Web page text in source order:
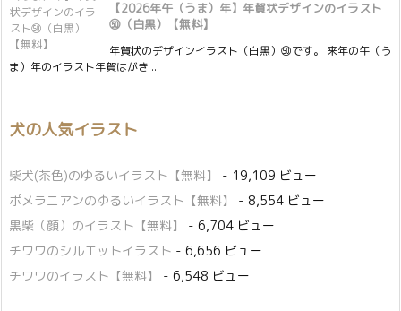
【2026年午（うま）年】年賀状デザインのイラスト
㊿（白黒）【無料】
年賀状のデザインイラスト（白黒）㊿です。 来年の午（う
ま）年のイラスト年賀はがき ...
犬の人気イラスト
柴犬(茶色)のゆるいイラスト【無料】
- 19,109 ビュー
ポメラニアンのゆるいイラスト【無料】
- 8,554 ビュー
黒柴（顔）のイラスト【無料】
- 6,704 ビュー
チワワのシルエットイラスト - 6,656 ビュー
チワワのイラスト【無料】
- 6,548 ビュー